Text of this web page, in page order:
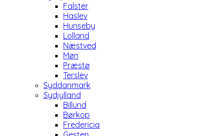
Falster
Haslev
Hunseby
Lolland
Næstved
Møn
Præstø
Terslev
Syddanmark
Sydjylland
Billund
Børkop
Fredericia